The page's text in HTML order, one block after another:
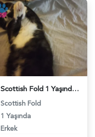
Scottish Fold 1 Yaşında Erkek Kedim Eş Arıyor - 118974927
Scottish Fold
1 Yaşında
Erkek